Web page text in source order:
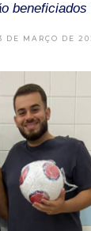
beneficiados
DE MARÇO DE